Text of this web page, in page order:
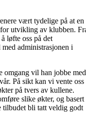
vært tydelige på at en
utvikling av klubben.
løfte oss på det
administrasjonen i
omgang vil han jobbe med
På sikt kan vi vente oss
på tvers av kullene.
slike økter, og basert
tilbudet bli tatt veldig godt